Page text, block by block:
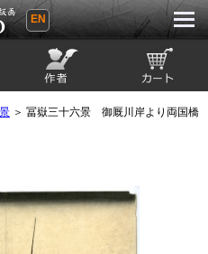
EN
＞ 冨嶽三十六景 御厩川岸より両国橋